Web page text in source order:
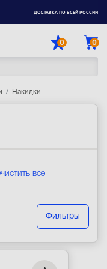
ДОСТАВКА ПО ВСЕЙ РОССИИ
0 0
Накидки
все
Фильтры